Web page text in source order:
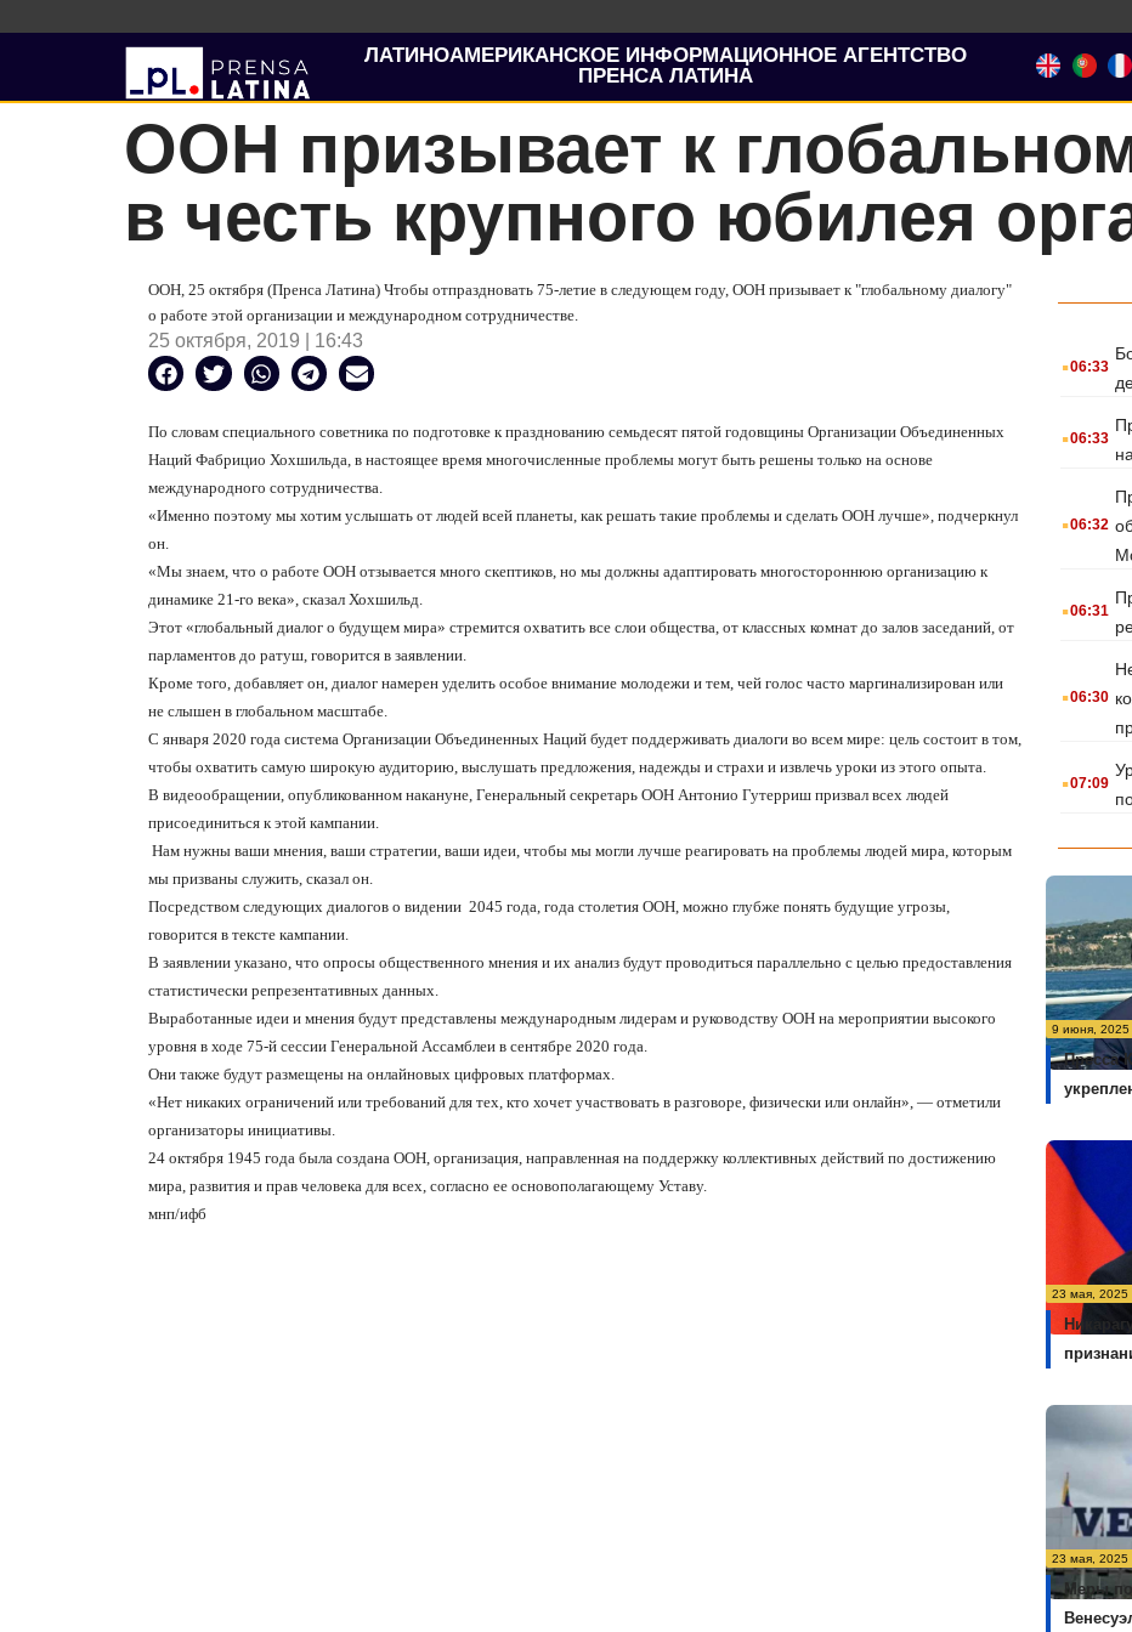
ЛАТИНОАМЕРИКАНСКОЕ ИНФОРМАЦИОННОЕ АГЕНТСТВО
ПРЕНСА ЛАТИНА
ООН призывает к
в честь крупного юбилея
ООН, 25 октября (Пренса Латина) Чтобы отпраздновать 75-летие в следующем году, ООН призывает к "глобальному диалогу"
о работе этой организации и международном сотрудничестве.
25 октября, 2019 | 16:43
По словам специального советника по подготовке к празднованию семьдесят пятой годовщины Организации Объединенных
Наций Фабрицио Хохшильда, в настоящее время многочисленные проблемы могут быть решены только на основе
международного сотрудничества.
«Именно поэтому мы хотим услышать от людей всей планеты, как решать такие проблемы и сделать ООН лучше», подчеркнул
он.
«Мы знаем, что о работе ООН отзывается много скептиков, но мы должны адаптировать многостороннюю организацию к
динамике 21-го века», сказал Хохшильд.
Этот «глобальный диалог о будущем мира» стремится охватить все слои общества, от классных комнат до залов заседаний, от
парламентов до ратуш, говорится в заявлении.
Кроме того, добавляет он, диалог намерен уделить особое внимание молодежи и тем, чей голос часто маргинализирован или
не слышен в глобальном масштабе.
С января 2020 года система Организации Объединенных Наций будет поддерживать диалоги во всем мире: цель состоит в том,
чтобы охватить самую широкую аудиторию, выслушать предложения, надежды и страхи и извлечь уроки из этого опыта.
В видеообращении, опубликованном накануне, Генеральный секретарь ООН Антонио Гутерриш призвал всех людей
присоединиться к этой кампании.
Нам нужны ваши мнения, ваши стратегии, ваши идеи, чтобы мы могли лучше реагировать на проблемы людей мира, которым
мы призваны служить, сказал он.
Посредством следующих диалогов о видении 2045 года, года столетия ООН, можно глубже понять будущие угрозы,
говорится в тексте кампании.
В заявлении указано, что опросы общественного мнения и их анализ будут проводиться параллельно с целью предоставления
статистически репрезентативных данных.
Выработанные идеи и мнения будут представлены международным лидерам и руководству ООН на мероприятии высокого
уровня в ходе 75-й сессии Генеральной Ассамблеи в сентябре 2020 года.
Они также будут размещены на онлайновых цифровых платформах.
«Нет никаких ограничений или требований для тех, кто хочет участвовать в разговоре, физически или онлайн», — отметили
организаторы инициативы.
24 октября 1945 года была создана ООН, организация, направленная на поддержку коллективных действий по достижению
мира, развития и прав человека для всех, согласно ее основополагающему Уставу.
мнп/ифб
.06:33
.06:33
.06:32
.06:31
.06:30
.07:09
9 июня, 2025
Пресса
23 мая, 2025
23 мая, 2025
Меры по